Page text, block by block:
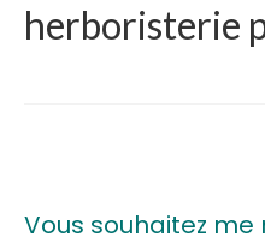
herboristerie
Vous souhaitez